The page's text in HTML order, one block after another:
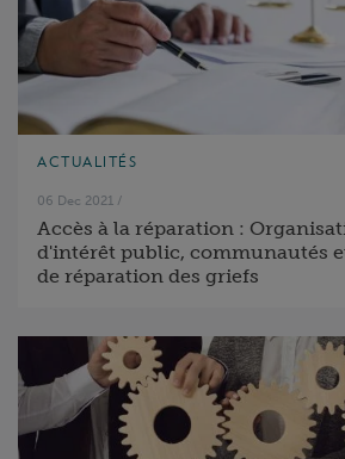
ACTUALITÉS
06 Dec 2021 /
Accès à la réparation :
d'intérêt public, communautés
de réparation des griefs